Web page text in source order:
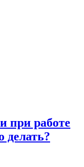
при работе
делать?